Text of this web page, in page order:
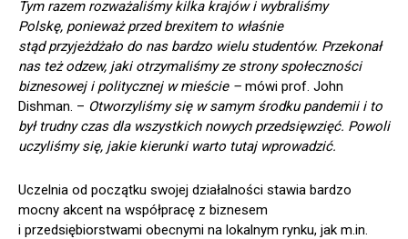
Tym razem rozważaliśmy kilka krajów i wybraliśmy
Polskę, ponieważ przed brexitem to właśnie
stąd przyjeżdżało do nas bardzo wielu studentów. Przekonał
nas też odzew, jaki otrzymaliśmy ze strony społeczności
biznesowej i politycznej w mieście – mówi prof. John
Dishman. – Otworzyliśmy się w samym środku pandemii i to
był trudny czas dla wszystkich nowych przedsięwzięć. Powoli
uczyliśmy się, jakie kierunki warto tutaj wprowadzić.
Uczelnia od początku swojej działalności stawia bardzo
mocny akcent na współpracę z biznesem
i przedsiębiorstwami obecnymi na lokalnym rynku, jak m.in.